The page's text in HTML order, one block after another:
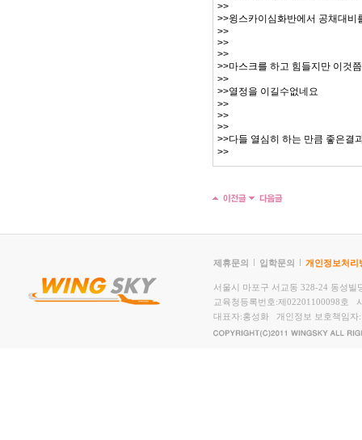
>>
>>윙스카이심화반에서 공채대비
>>
>>
>>
>>마스크를 하고 힘들지만 이것
>>
>>열정을 이길수없네요
>>
>>
>>
>>다들 열심히 하는 만큼 좋은결
>>
제휴문의 입학문의 개인정보처리
서울시 마포구 서교동 328-24 동성
교육청등록번호:제02201100098호
대표자:홍성화 개인정보 보호책임자